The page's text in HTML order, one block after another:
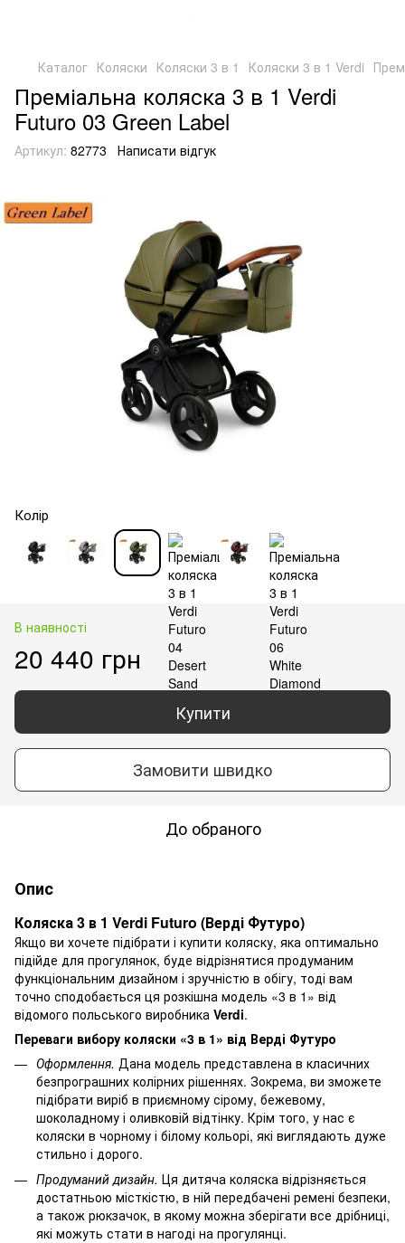
Каталог Коляски Коляски 3 в 1 Коляски 3 в 1 Verdi
Преміальна коляска 3 в 1 Verdi
Futuro 03 Green Label
Артикул: 82773 Написати відгук
Колір
В наявності
20 440 грн
Купити
Замовити швидко
До обраного
Опис
Коляска 3 в 1 Verdi Futuro (Верді Футуро)
Якщо ви хочете підібрати і купити коляску, яка оптимально
підійде для прогулянок, буде відрізнятися продуманим
функціональним дизайном і зручністю в обігу, тоді вам
точно сподобається ця розкішна модель «3 в 1» від
відомого польського виробника Verdi.
Переваги вибору коляски «3 в 1» від Верді Футуро
Оформлення. Дана модель представлена ​​в класичних
безпрограшних колірних рішеннях. Зокрема, ви зможете
підібрати виріб в приємному сірому, бежевому,
шоколадному і оливковій відтінку. Крім того, у нас є
коляски в чорному і білому кольорі, які виглядають дуже
стильно і дорого.
Продуманий дизайн. Ця дитяча коляска відрізняється
достатньою місткістю, в ній передбачені ремені безпеки,
а також рюкзачок, в якому можна зберігати все дрібниці,
які можуть стати в нагоді на прогулянці.